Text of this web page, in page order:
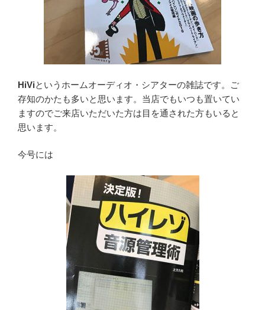
HiViというホームオーディオ・シアターの雑誌です。ご
存知のかたも多いと思います。当店でもいつも置いてい
ますのでご来店いただいた方は目を通された方もいると
思います。
今号には